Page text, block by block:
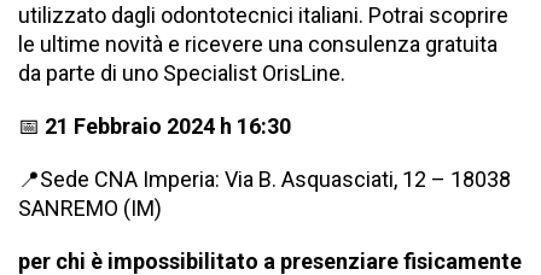
utilizzato dagli odontotecnici italiani. Potrai scoprire
le ultime novità e ricevere una consulenza gratuita
da parte di uno Specialist OrisLine.
📅 21 Febbraio 2024 h 16:30
📍Sede CNA Imperia: Via B. Asquasciati, 12 – 18038
SANREMO (IM)
per chi è impossibilitato a presenziare fisicamente